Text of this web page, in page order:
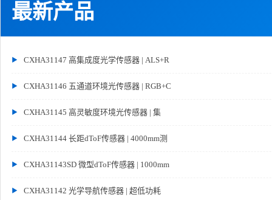
最新产品
CXHA31147 高集成度光学传感器 | ALS+R
CXHA31146 五通道环境光传感器 | RGB+C
CXHA31145 高灵敏度环境光传感器 | 集
CXHA31144 长距dToF传感器 | 4000mm测
CXHA31143SD 微型dToF传感器 | 1000mm
CXHA31142 光学导航传感器 | 超低功耗